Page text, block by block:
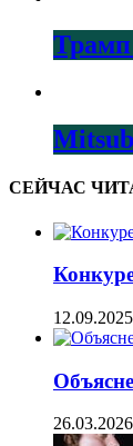
Трамп
СЕЙЧАС
12.09.2025
26.03.2026